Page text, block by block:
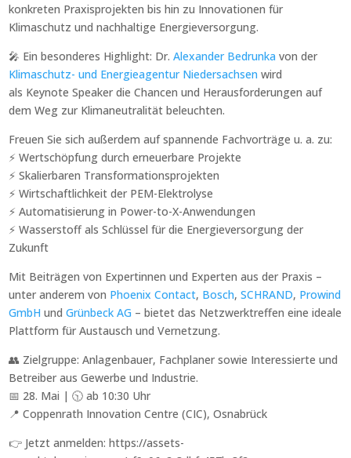
konkreten Praxisprojekten bis hin zu Innovationen für
Klimaschutz und nachhaltige Energieversorgung.
🎤 Ein besonderes Highlight: Dr.Alexander Bedrunka von der
Klimaschutz- und Energieagentur Niedersachsen wird
als Keynote Speaker die Chancen und Herausforderungen auf
dem Weg zur Klimaneutralität beleuchten.
Freuen Sie sich außerdem auf spannende Fachvorträge u. a. zu:
⚡ Wertschöpfung durch erneuerbare Projekte
⚡ Skalierbaren Transformationsprojekten
⚡ Wirtschaftlichkeit der PEM-Elektrolyse
⚡ Automatisierung in Power-to-X-Anwendungen
⚡ Wasserstoff als Schlüssel für die Energieversorgung der
Zukunft
Mit Beiträgen von Expertinnen und Experten aus der Praxis –
unter anderem von Phoenix Contact, Bosch,SCHRAND, Prowind
GmbH undGrünbeck AG – bietet das Netzwerktreffen eine ideale
Plattform für Austausch und Vernetzung.
👥 Zielgruppe: Anlagenbauer, Fachplaner sowie Interessierte und
Betreiber aus Gewerbe und Industrie.
📅 28. Mai | 🕥 ab 10:30 Uhr
📍 Coppenrath Innovation Centre (CIC), Osnabrück
👉 Jetzt anmelden: https://assets-